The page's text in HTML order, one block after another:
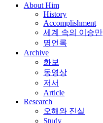
About Him
History
Accomplishment
세계 속의 이승만
명언록
Archive
화보
동영상
저서
Article
Research
오해와 진실
Study